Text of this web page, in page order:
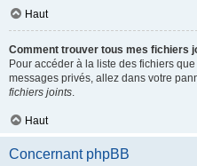
Haut
Comment trouver tous mes fichiers
Pour accéder à la liste des fichiers
messages privés, allez dans votre
fichiers joints.
Haut
Concernant phpBB